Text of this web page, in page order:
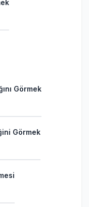
Görmek
Görmek